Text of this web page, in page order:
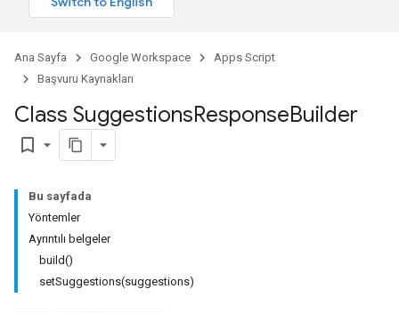
Ana Sayfa Google Workspace
Apps Script
Başvuru Kaynakları
Class SuggestionsResponseBuilder
bookmark_border
Bu sayfada
Yöntemler
Ayrıntılı belgeler
build()
setSuggestions(suggestions)